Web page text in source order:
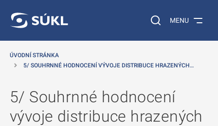
Vyhledávání na
MENU
ÚVODNÍ STRÁNKA
5/ SOUHRNNÉ HODNOCENÍ VÝVOJE DISTRIBUCE HRAZENÝCH…
5/ Souhrnné hodnocení
vývoje distribuce hrazených